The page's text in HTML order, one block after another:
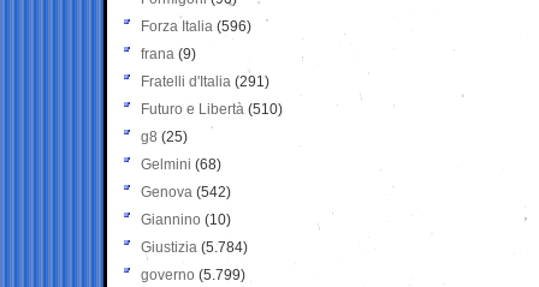
Forza Italia (596)
frana (9)
Fratelli d'Italia (291)
Futuro e Libertà (510)
g8 (25)
Gelmini (68)
Genova (542)
Giannino (10)
Giustizia (5.784)
governo (5.799)